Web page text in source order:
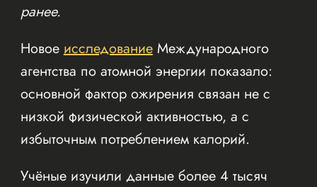
ранее.
Новое исследованиеМеждународного
агентства по атомной энергии показало:
основной фактор ожирения связан не с
низкой физической активностью, а с
избыточным потреблением калорий.
Учёные изучили данные более 4 тысяч